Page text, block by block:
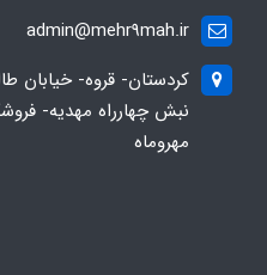
admin@mehr9mah.ir
کردستان- قروه- خیابان
نبش چهارراه مهدیه-
مهروماه